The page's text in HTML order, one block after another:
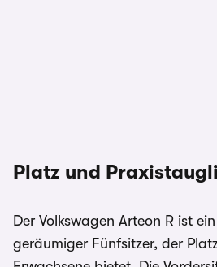
Platz und
Der Volkswagen Arteon R ist
geräumiger Fünfsitzer, der